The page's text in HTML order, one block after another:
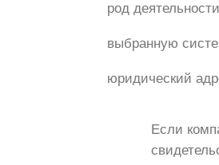
род
выбранную
юридический
Если